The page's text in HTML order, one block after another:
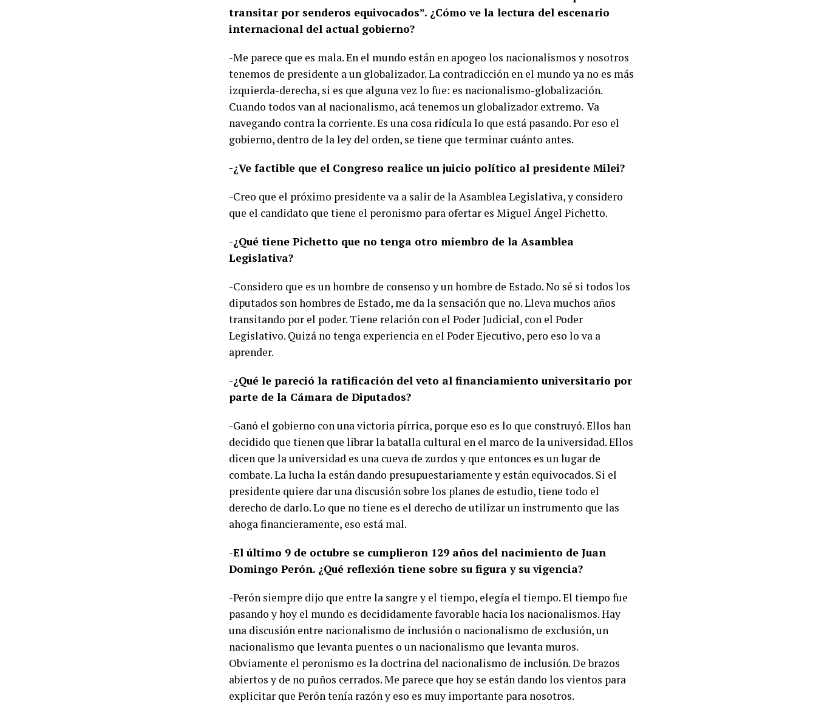
transitar por senderos equivocados”. ¿Cómo ve la lectura del escenario
internacional del actual gobierno?
-Me parece que es mala. En el mundo están en apogeo los nacionalismos y nosotros
tenemos de presidente a un globalizador. La contradicción en el mundo ya no es más
izquierda-derecha, si es que alguna vez lo fue: es nacionalismo-globalización.
Cuando todos van al nacionalismo, acá tenemos un globalizador extremo. Va
navegando contra la corriente. Es una cosa ridícula lo que está pasando. Por eso el
gobierno, dentro de la ley del orden, se tiene que terminar cuánto antes.
-¿Ve factible que el Congreso realice un juicio político al presidente Milei?
-Creo que el próximo presidente va a salir de la Asamblea Legislativa, y considero
que el candidato que tiene el peronismo para ofertar es Miguel Ángel Pichetto.
-¿Qué tiene Pichetto que no tenga otro miembro de la Asamblea
Legislativa?
-Considero que es un hombre de consenso y un hombre de Estado. No sé si todos los
diputados son hombres de Estado, me da la sensación que no. Lleva muchos años
transitando por el poder. Tiene relación con el Poder Judicial, con el Poder
Legislativo. Quizá no tenga experiencia en el Poder Ejecutivo, pero eso lo va a
aprender.
-¿Qué le pareció la ratificación del veto al financiamiento universitario por
parte de la Cámara de Diputados?
-Ganó el gobierno con una victoria pírrica, porque eso es lo que construyó. Ellos han
decidido que tienen que librar la batalla cultural en el marco de la universidad. Ellos
dicen que la universidad es una cueva de zurdos y que entonces es un lugar de
combate. La lucha la están dando presupuestariamente y están equivocados. Si el
presidente quiere dar una discusión sobre los planes de estudio, tiene todo el
derecho de darlo. Lo que no tiene es el derecho de utilizar un instrumento que las
ahoga financieramente, eso está mal.
-El último 9 de octubre se cumplieron 129 años del nacimiento de Juan
Domingo Perón. ¿Qué reflexión tiene sobre su figura y su vigencia?
-Perón siempre dijo que entre la sangre y el tiempo, elegía el tiempo. El tiempo fue
pasando y hoy el mundo es decididamente favorable hacia los nacionalismos. Hay
una discusión entre nacionalismo de inclusión o nacionalismo de exclusión, un
nacionalismo que levanta puentes o un nacionalismo que levanta muros.
Obviamente el peronismo es la doctrina del nacionalismo de inclusión. De brazos
abiertos y de no puños cerrados. Me parece que hoy se están dando los vientos para
explicitar que Perón tenía razón y eso es muy importante para nosotros.